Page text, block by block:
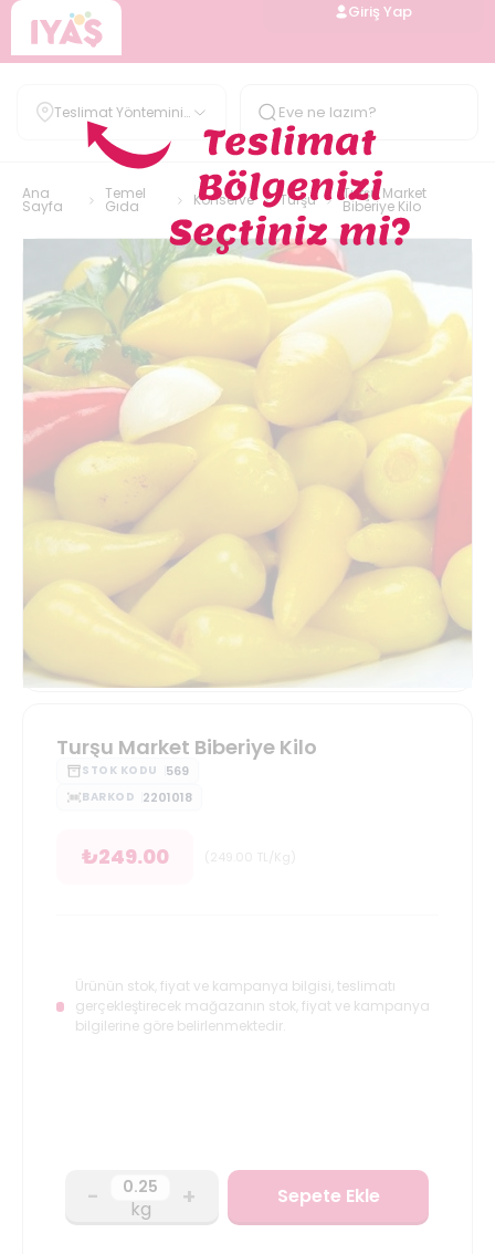
Giriş Yap
Teslimat Yöntemini
Belirle
Ana
Sayfa
Temel
Gıda Konserve Turşu Turşu Market
Biberiye Kilo
Turşu Market Biberiye Kilo
STOK KODU 569
BARKOD 2201018
₺249.00
Ürünün stok, fiyat ve kampanya bilgisi, teslimatı
gerçekleştirecek mağazanın stok, fiyat ve kampanya
bilgilerine göre belirlenmektedir.
- kg + Sepete Ekle